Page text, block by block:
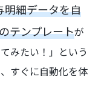
細データを自
テンプレートが
みたい！」という
すぐに自動化を体